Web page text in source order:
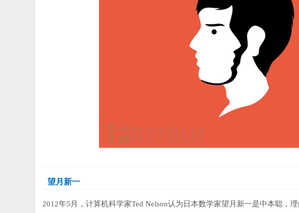
望月新一
2012年5月，计算机科学家Ted Nelson认为日本数学家望月新一是中本聪，